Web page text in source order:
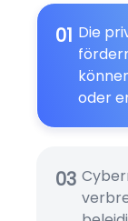
01 Die
oder
03